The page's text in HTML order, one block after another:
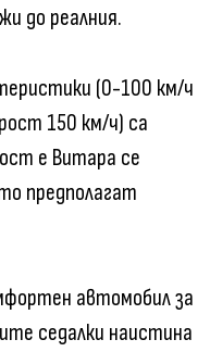
до реалния.
(0-100 км/ч
150 км/ч) са
е Витара се
предполагат
автомобил за
седалки наистина